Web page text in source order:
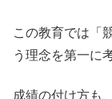
この教育では「
う理念を第一に
成績の付け方も